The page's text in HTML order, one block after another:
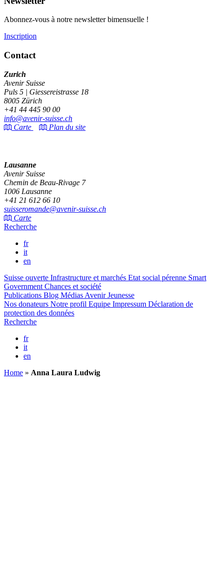
Abonnez-vous à notre newsletter bimensuelle !
Inscription
Contact
Zurich
Avenir Suisse
Puls 5 | Giessereistrasse 18
8005 Zürich
+41 44 445 90 00
info@avenir-suisse.ch
Carte
Plan du site
Lausanne
Avenir Suisse
Chemin de Beau-Rivage 7
1006 Lausanne
+41 21 612 66 10
suisseromande@avenir-suisse.ch
Carte
Recherche
fr
it
en
Suisse ouverte Infrastructure et marchés Etat social pérenne Smart
Government Chances et société
Publications Blog Médias Avenir Jeunesse
Nos donateurs Notre profil Equipe Impressum Déclaration de
protection des données
Recherche
fr
it
en
Home » Anna Laura Ludwig